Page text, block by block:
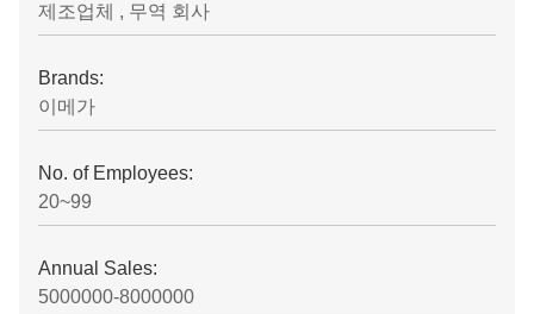
제조업체 , 무역 회사
Brands:
이메가
No. of Employees:
20~99
Annual Sales:
5000000-8000000